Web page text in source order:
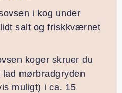
i kog under
salt og friskkværnet
koger skruer du
mørbradgryden
muligt) i ca. 15